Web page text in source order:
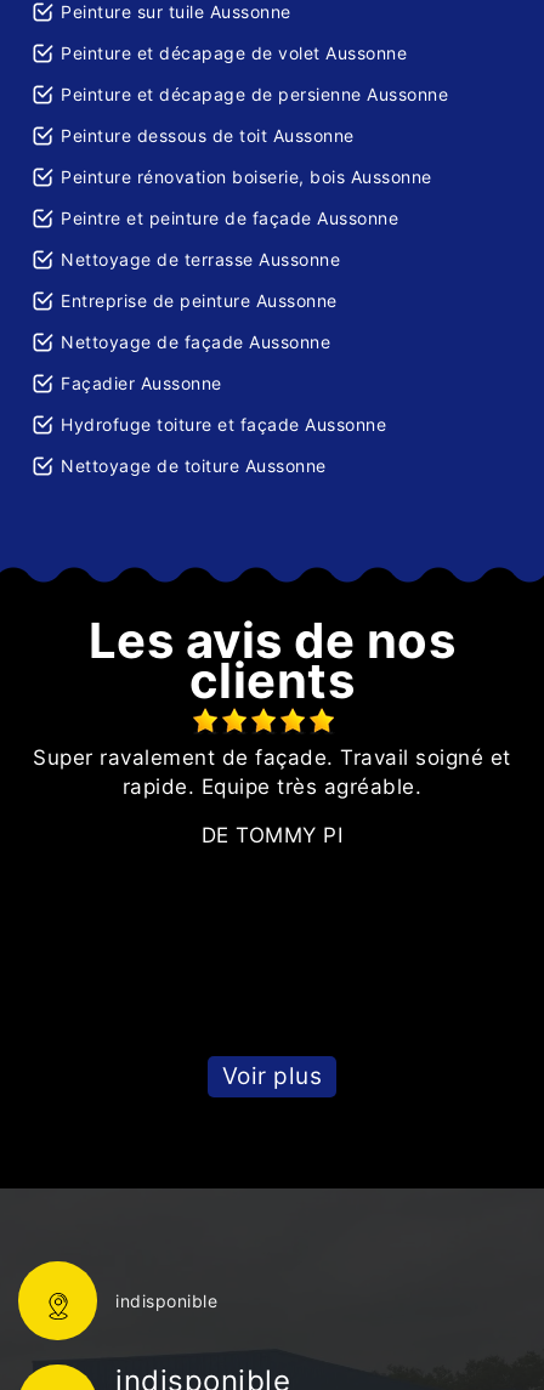
Peinture sur tuile Aussonne
Peinture et décapage de volet Aussonne
Peinture et décapage de persienne Aussonne
Peinture dessous de toit Aussonne
Peinture rénovation boiserie, bois Aussonne
Peintre et peinture de façade Aussonne
Nettoyage de terrasse Aussonne
Entreprise de peinture Aussonne
Nettoyage de façade Aussonne
Façadier Aussonne
Hydrofuge toiture et façade Aussonne
Nettoyage de toiture Aussonne
Les avis de nos
clients
Super ravalement de façade. Travail soigné et
rapide. Equipe très agréable.
DE TOMMY PI
Voir plus
indisponible
indisponible